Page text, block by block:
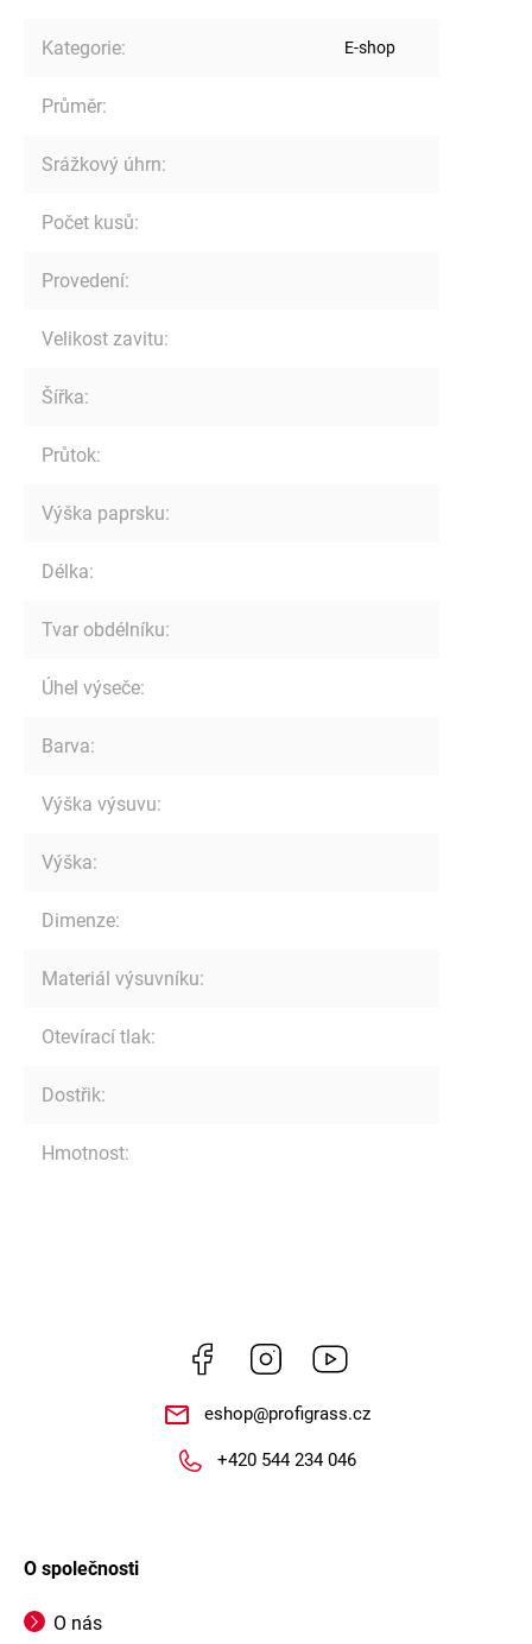
Kategorie: E-shop
Průměr:
Srážkový úhrn:
Počet kusů:
Provedení:
Velikost zavitu:
Šířka:
Průtok:
Výška paprsku:
Délka:
Tvar obdélníku:
Úhel výseče:
Barva:
Výška výsuvu:
Výška:
Dimenze:
Materiál výsuvníku:
Otevírací tlak:
Dostřik:
Hmotnost:
Facebook Instagram
eshop@profigrass.cz
+420 544 234 046
O společnosti
O nás